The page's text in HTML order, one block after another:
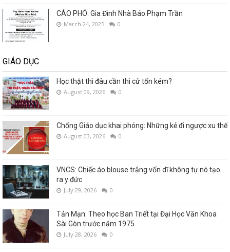
CÁO PHÓ: Gia Đình Nhà Báo Phạm Trần
March 24, 2025 0
GIÁO DỤC
Học thật thì đâu cần thi cử tốn kém?
August 09, 2026 0
Chống Giáo dục khai phóng: Những kẻ đi ngược xu thế
August 03, 2026 0
VNCS: Chiếc áo blouse trắng vốn dĩ không tự nó tạo
ra y đức
July 29, 2026 0
Tản Mạn: Theo học Ban Triết tại Đại Học Văn Khoa
Sài Gòn trước năm 1975
July 28, 2026 0